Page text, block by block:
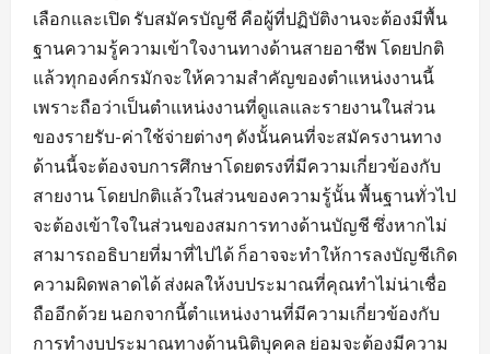
เลือกและเปิด รับสมัครบัญชี คือผู้ที่ปฏิบัติงานจะต้องมีพื้น
ฐานความรู้ความเข้าใจงานทางด้านสายอาชีพ โดยปกติ
แล้วทุกองค์กรมักจะให้ความสำคัญของตำแหน่งงานนี้
เพราะถือว่าเป็นตำแหน่งงานที่ดูแลและรายงานในส่วน
ของรายรับ-ค่าใช้จ่ายต่างๆ ดังนั้นคนที่จะสมัครงานทาง
ด้านนี้จะต้องจบการศึกษาโดยตรงที่มีความเกี่ยวข้องกับ
สายงาน โดยปกติแล้วในส่วนของความรู้นั้น พื้นฐานทั่วไป
จะต้องเข้าใจในส่วนของสมการทางด้านบัญชี ซึ่งหากไม่
สามารถอธิบายที่มาที่ไปได้ ก็อาจจะทำให้การลงบัญชีเกิด
ความผิดพลาดได้ ส่งผลให้งบประมาณที่คุณทำไม่น่าเชื่อ
ถืออีกด้วย นอกจากนี้ตำแหน่งงานที่มีความเกี่ยวข้องกับ
การทำงบประมาณทางด้านนิติบุคคล ย่อมจะต้องมีความ